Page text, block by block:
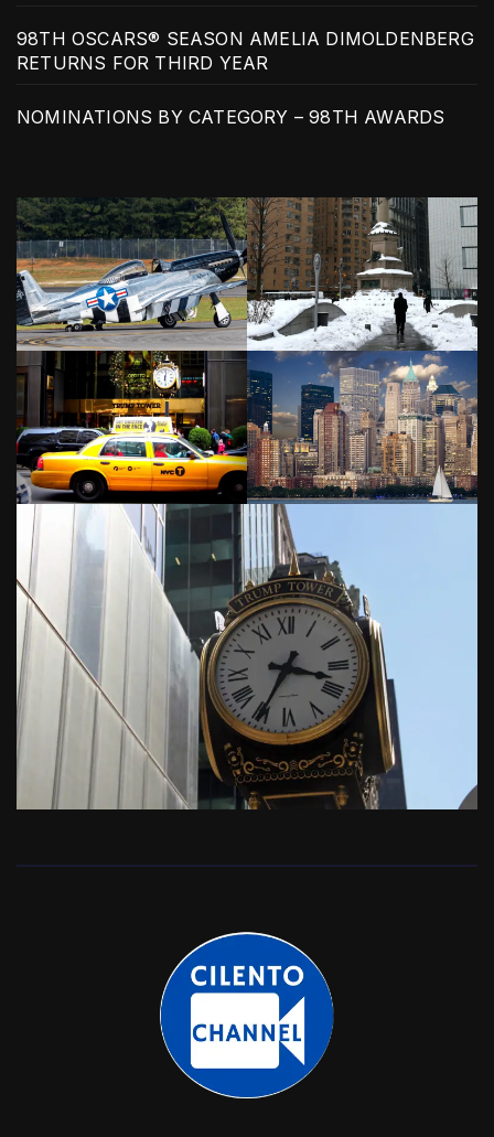
98TH OSCARS® SEASON AMELIA DIMOLDENBERG
RETURNS FOR THIRD YEAR
NOMINATIONS BY CATEGORY – 98TH AWARDS